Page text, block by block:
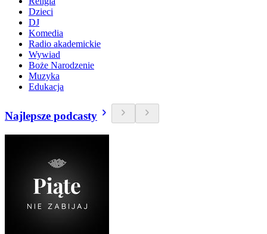
Dzieci
DJ
Komedia
Radio akademickie
Wywiad
Boże Narodzenie
Muzyka
Edukacja
Najlepsze podcasty